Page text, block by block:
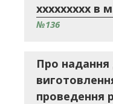
ххххххххх в
№136
Про надання
проведення